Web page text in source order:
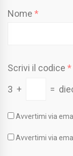
Nome *
Scrivi il codice *
3 + =
Avvertimi via
Avvertimi via